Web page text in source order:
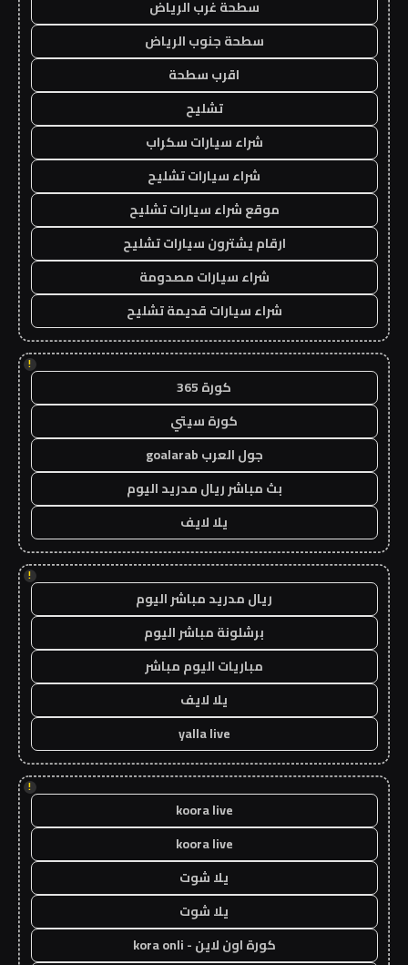
سطحة غرب الرياض
سطحة جنوب الرياض
اقرب سطحة
تشليح
شراء سيارات سكراب
شراء سيارات تشليح
موقع شراء سيارات تشليح
ارقام يشترون سيارات تشليح
شراء سيارات مصدومة
شراء سيارات قديمة تشليح
!
كورة 365
كورة سيتي
جول العرب goalarab
بث مباشر ريال مدريد اليوم
يلا لايف
!
ريال مدريد مباشر اليوم
برشلونة مباشر اليوم
مباريات اليوم مباشر
يلا لايف
yalla live
!
koora live
koora live
يلا شوت
يلا شوت
كورة اون لاين - kora onli